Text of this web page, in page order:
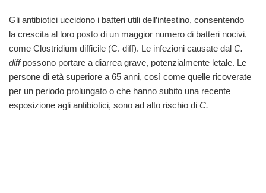
Gli antibiotici uccidono i batteri utili dell’intestino, consentendo
la crescita al loro posto di un maggior numero di batteri nocivi,
come Clostridium difficile (C. diff). Le infezioni causate dal C.
diffpossono portare a diarrea grave, potenzialmente letale. Le
persone di età superiore a 65 anni, così come quelle ricoverate
per un periodo prolungato o che hanno subito una recente
esposizione agli antibiotici, sono ad alto rischio di C.